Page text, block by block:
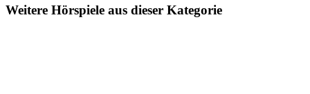
Weitere Hörspiele aus dieser Kategorie